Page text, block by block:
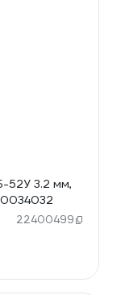
52У 3.2 мм,
22400499